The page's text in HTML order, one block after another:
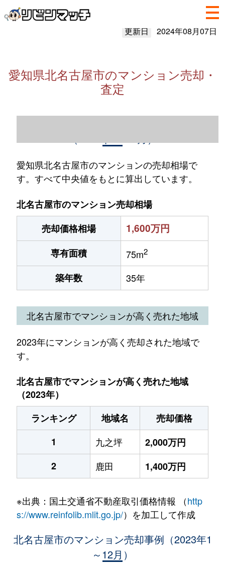
更新日 2024年08月07日
愛知県北名古屋市のマンション売却・
査定
愛知県北名古屋市のマンションの売却相場で
す。すべて中央値をもとに算出しています。
北名古屋市のマンション売却相場
売却価格相場
1,600万円
専有面積 75m2
築年数 35年
北名古屋市でマンションが高く売れた地域
2023年にマンションが高く売却された地域で
す。
北名古屋市でマンションが高く売れた地域
（2023年）
ランキング
地域名
売却価格
1
九之坪
2,000万円
2
鹿田 1,400万円
※出典：国土交通省不動産取引価格情報 （http
s://www.reinfolib.mlit.go.jp/）を加工して作成
北名古屋市のマンション売却事例（2023年1
～12月）